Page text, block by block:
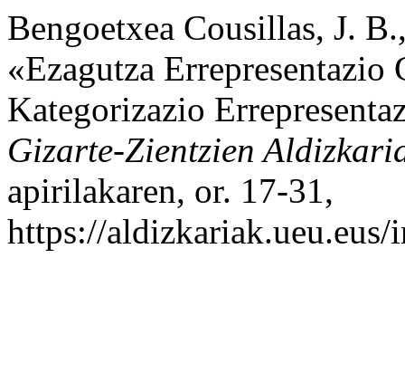
Bengoetxea Cousillas, J.
«Ezagutza
Kategorizazio
Gizarte-Zientzien
apirilakaren, or. 17-31,
https://